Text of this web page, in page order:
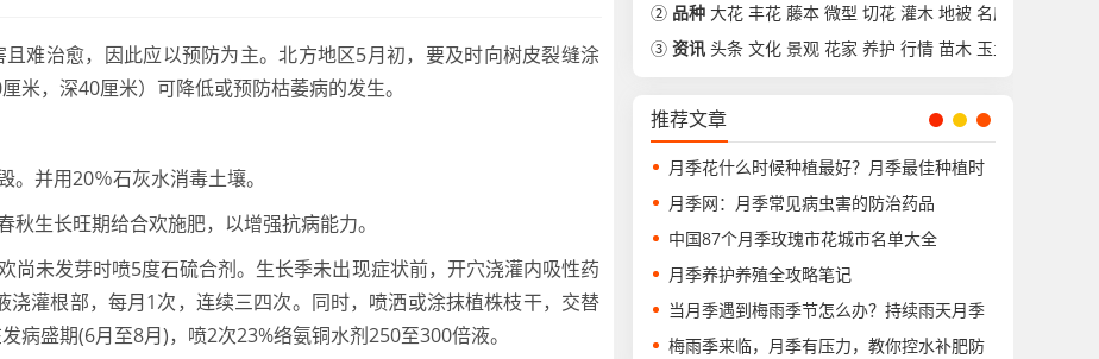
难治愈，因此应以预防为主。北方地区5月初，要及时向树皮裂缝涂
米，深40厘米）可降低或预防枯萎病的发生。
并用20％石灰水消毒土壤。
生长旺期给合欢施肥，以增强抗病能力。
尚未发芽时喷5度石硫合剂。生长季未出现症状前，开穴浇灌内吸性药
灌根部，每月1次，连续三四次。同时，喷洒或涂抹植株枝干，交替
病盛期(6月至8月)，喷2次23%络氨铜水剂250至300倍液。
② 品种 大花 丰花 藤本 微型 切花 灌木 地被 名库
③资讯 头条 文化 景观 花家 养护 行情 苗木 玉兰
推荐文章
月季花什么时候种植最好？月季最佳种植时
月季网：月季常见病虫害的防治药品
中国87个月季玫瑰市花城市名单大全
月季养护养殖全攻略笔记
当月季遇到梅雨季节怎么办？持续雨天月季
梅雨季来临，月季有压力，教你控水补肥防